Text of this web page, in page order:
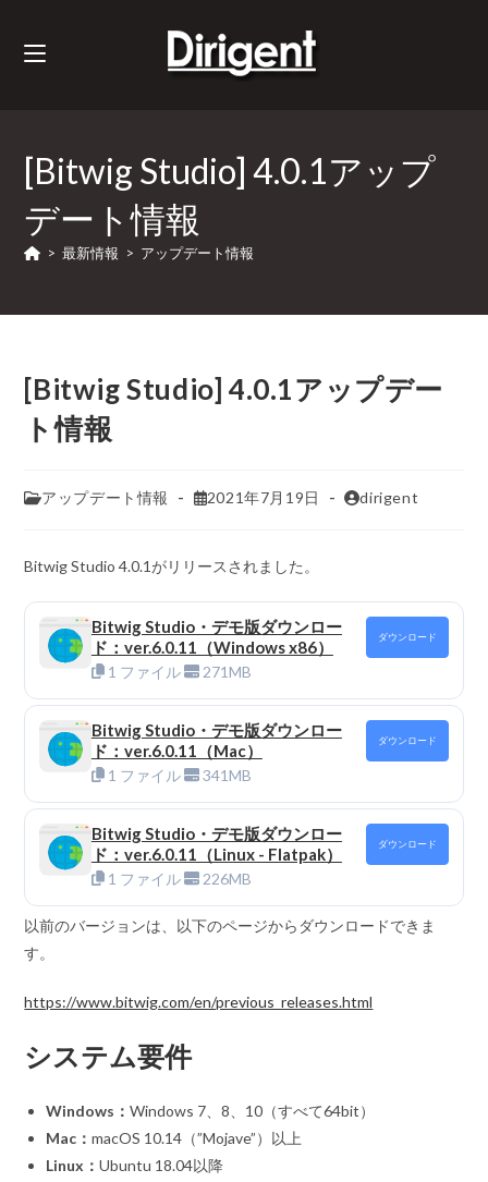
[Bitwig Studio] 4.0.1アップ
デート情報
> 最新情報 > アップデート情報
[Bitwig Studio] 4.0.1アップデー
ト情報
アップデート情報 2021年7月19日 dirigent
Bitwig Studio 4.0.1がリリースされました。
Bitwig Studio・デモ版ダウンロー
ド：ver.6.0.11（Windows x86）
1 ファイル 271MB
ダウンロード
Bitwig Studio・デモ版ダウンロー
ド：ver.6.0.11（Mac）
1 ファイル 341MB
ダウンロード
Bitwig Studio・デモ版ダウンロー
ド：ver.6.0.11（Linux - Flatpak）
1 ファイル 226MB
ダウンロード
以前のバージョンは、以下のページからダウンロードできま
す。
https://www.bitwig.com/en/previous_releases.html
システム要件
Windows：Windows 7、8、10（すべて64bit）
Mac：macOS 10.14（”Mojave”）以上
Linux：Ubuntu 18.04以降